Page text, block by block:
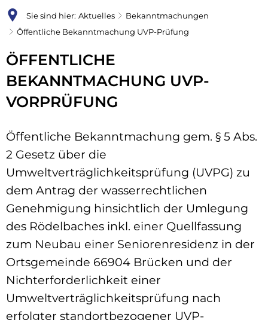
Sie sind hier: Aktuelles
Bekanntmachungen
Öffentliche Bekanntmachung UVP-Prüfung
ÖFFENTLICHE
BEKANNTMACHUNG UVP-
VORPRÜFUNG
Öffentliche Bekanntmachung gem. § 5 Abs.
2 Gesetz über die
Umweltverträglichkeitsprüfung (UVPG) zu
dem Antrag der wasserrechtlichen
Genehmigung hinsichtlich der Umlegung
des Rödelbaches inkl. einer Quellfassung
zum Neubau einer Seniorenresidenz in der
Ortsgemeinde 66904 Brücken und der
Nichterforderlichkeit einer
Umweltverträglichkeitsprüfung nach
erfolgter standortbezogener UVP-